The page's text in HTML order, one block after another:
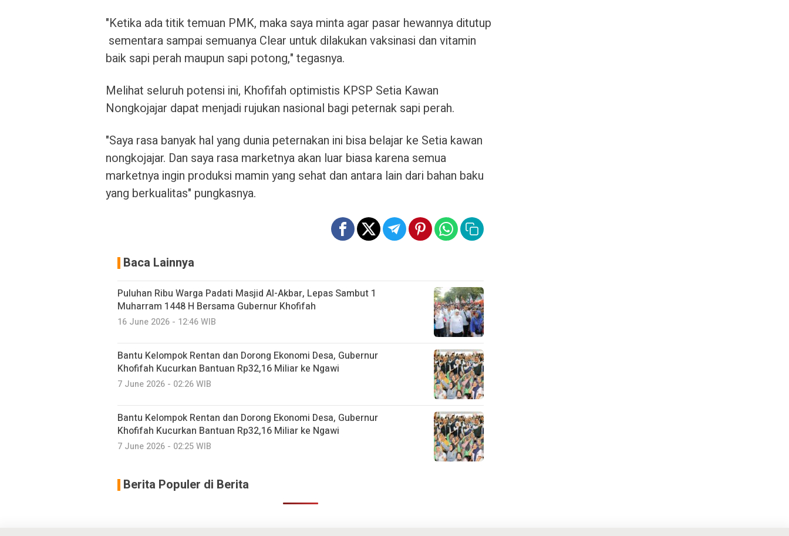
"Ketika ada titik temuan PMK, maka saya minta agar pasar hewannya ditutup
sementara sampai semuanya Clear untuk dilakukan vaksinasi dan vitamin
baik sapi perah maupun sapi potong," tegasnya.
Melihat seluruh potensi ini, Khofifah optimistis KPSP Setia Kawan
Nongkojajar dapat menjadi rujukan nasional bagi peternak sapi perah.
"Saya rasa banyak hal yang dunia peternakan ini bisa belajar ke Setia kawan
nongkojajar. Dan saya rasa marketnya akan luar biasa karena semua
marketnya ingin produksi mamin yang sehat dan antara lain dari bahan baku
yang berkualitas" pungkasnya.
Baca Lainnya
Puluhan Ribu Warga Padati Masjid Al-Akbar, Lepas Sambut 1
Muharram 1448 H Bersama Gubernur Khofifah
16 June 2026 - 12:46 WIB
Bantu Kelompok Rentan dan Dorong Ekonomi Desa, Gubernur
Khofifah Kucurkan Bantuan Rp32,16 Miliar ke Ngawi
7 June 2026 - 02:26 WIB
Bantu Kelompok Rentan dan Dorong Ekonomi Desa, Gubernur
Khofifah Kucurkan Bantuan Rp32,16 Miliar ke Ngawi
7 June 2026 - 02:25 WIB
Berita Populer di Berita